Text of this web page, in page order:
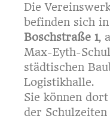
Die
befinden sich
Boschstraße 1,
Max-Eyth-
städtischen
Logistikhalle.
Sie können
der